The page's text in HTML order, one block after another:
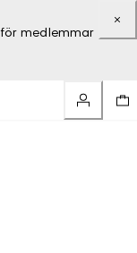
medlemmar